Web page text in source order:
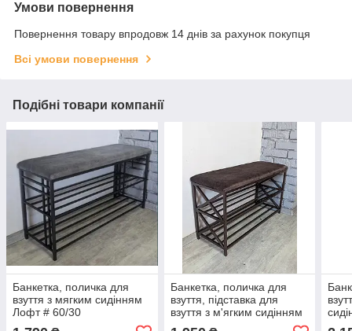
Умови повернення
Повернення товару впродовж 14 днів за рахунок покупця
Всі умови повернення
Подібні товари компанії
Банкетка, поличка для
взуття з мягким сидінням
Лофт # 60/30
Банкетка, поличка для
взуття, підставка для
взуття з м'ягким сидінням